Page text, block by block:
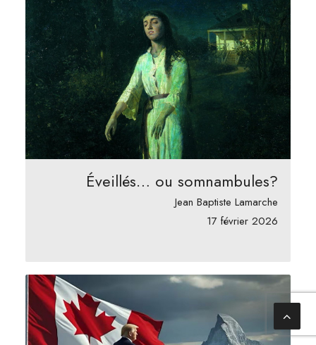
Éveillés… ou somnambules?
Jean Baptiste Lamarche
17 février 2026